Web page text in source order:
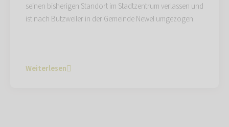
seinen bisherigen Standort im Stadtzentrum verlassen und
ist nach Butzweiler in der Gemeinde Newel umgezogen.
Weiterlesen